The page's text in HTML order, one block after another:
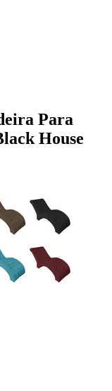
Para
House